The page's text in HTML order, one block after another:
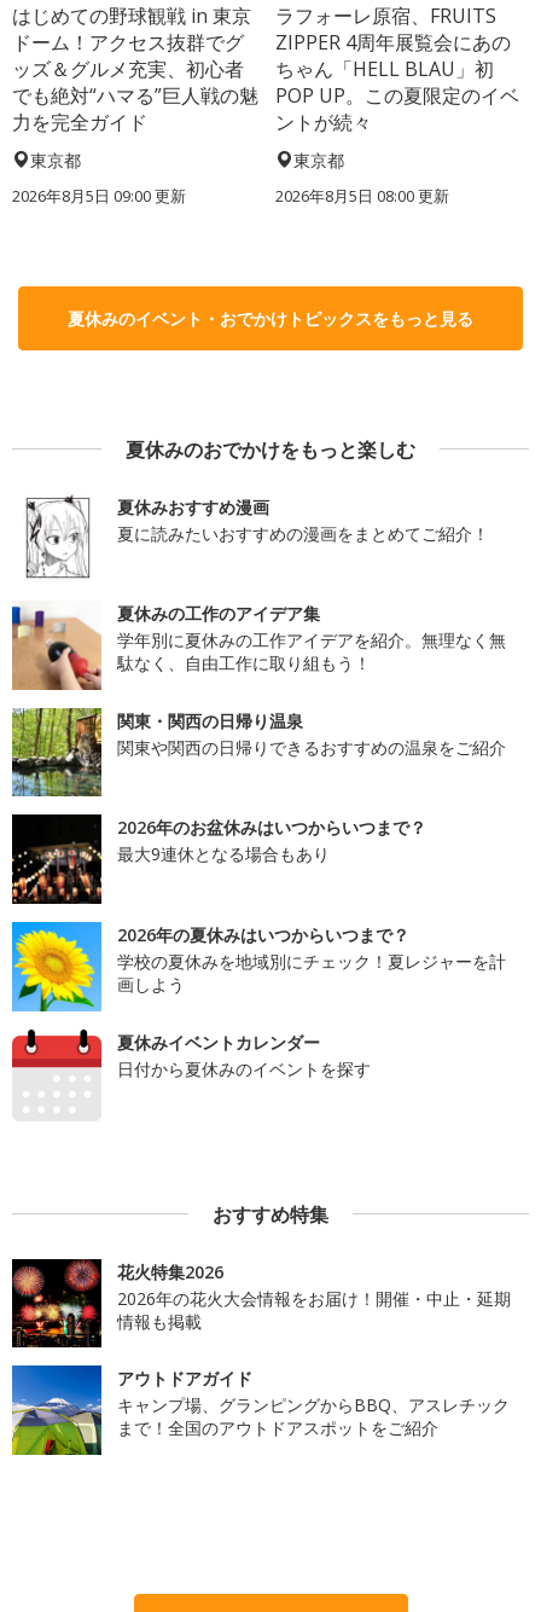
はじめての野球観戦 in 東京
ドーム！アクセス抜群でグ
ッズ＆グルメ充実、初心者
でも絶対“ハマる”巨人戦の魅
力を完全ガイド
東京都
2026年8月5日 09:00更新
ラフォーレ原宿、FRUITS
ZIPPER 4周年展覧会にあの
ちゃん「HELL BLAU」初
POP UP。この夏限定のイベ
ントが続々
東京都
2026年8月5日 08:00更新
夏休みのイベント・おでかけトピックスをもっと見る
夏休みのおでかけをもっと楽しむ
夏休みおすすめ漫画
夏に読みたいおすすめの漫画をまとめてご紹介！
夏休みの工作のアイデア集
学年別に夏休みの工作アイデアを紹介。無理なく無
駄なく、自由工作に取り組もう！
関東・関西の日帰り温泉
関東や関西の日帰りできるおすすめの温泉をご紹介
2026年のお盆休みはいつからいつまで？
最大9連休となる場合もあり
2026年の夏休みはいつからいつまで？
学校の夏休みを地域別にチェック！夏レジャーを計
画しよう
夏休みイベントカレンダー
日付から夏休みのイベントを探す
おすすめ特集
花火特集2026
2026年の花火大会情報をお届け！開催・中止・延期
情報も掲載
アウトドアガイド
キャンプ場、グランピングからBBQ、アスレチック
まで！全国のアウトドアスポットをご紹介